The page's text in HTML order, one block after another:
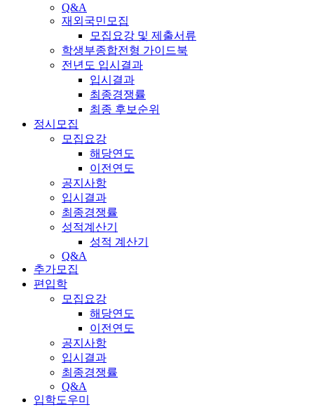
Q&A
재외국민모집
모집요강 및 제출서류
학생부종합전형 가이드북
전년도 입시결과
입시결과
최종경쟁률
최종 후보순위
정시모집
모집요강
해당연도
이전연도
공지사항
입시결과
최종경쟁률
성적계산기
성적 계산기
Q&A
추가모집
편입학
모집요강
해당연도
이전연도
공지사항
입시결과
최종경쟁률
Q&A
입학도우미